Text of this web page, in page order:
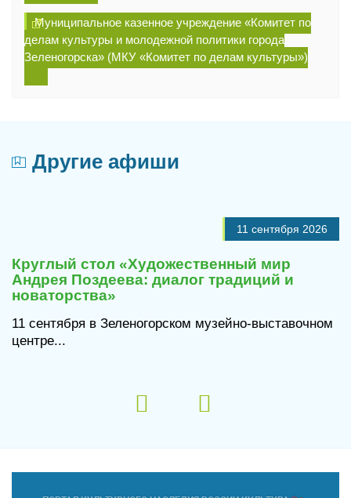
Муниципальное казенное учреждение «Комитет по
делам культуры и молодежной политики города
Зеленогорска» (МКУ «Комитет по делам культуры»)
Другие афиши
11 сентября 2026
Круглый стол «Художественный мир
Андрея Поздеева: диалог традиций и
новаторства»
11 сентября в Зеленогорском музейно-выставочном
центре...